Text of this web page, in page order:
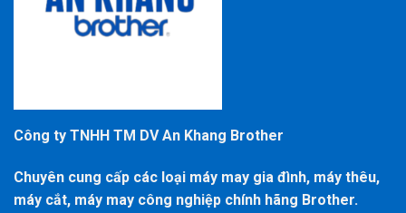
Công ty TNHH TM DV An Khang Brother
Chuyên cung cấp các loại máy may gia đình, máy thêu,
máy cắt, máy may công nghiệp chính hãng Brother.